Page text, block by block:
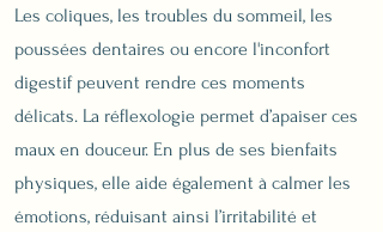
Les coliques, les troubles du sommeil, les
poussées dentaires ou encore l'inconfort
digestif peuvent rendre ces moments
délicats. La réflexologie permet d’apaiser ces
maux en douceur. En plus de ses bienfaits
physiques, elle aide également à calmer les
émotions, réduisant ainsi l’irritabilité et